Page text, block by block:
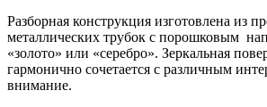
Разборная конструкция изготовлена из
металлических трубок с порошковым
«золото» или «серебро». Зеркальная
гармонично сочетается с различным
внимание.